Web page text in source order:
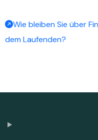
Wie bleiben Sie über
dem Laufenden?